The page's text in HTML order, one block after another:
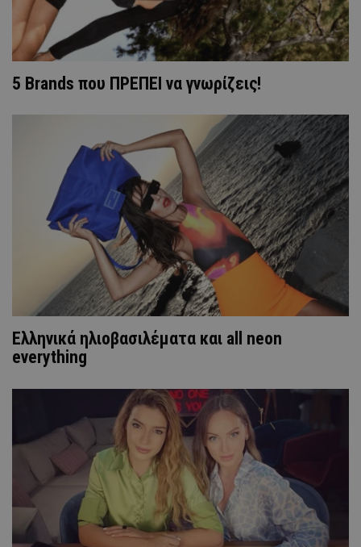
5 Brands που ΠΡΕΠΕΙ να γνωρίζεις!
Ελληνικά ηλιοβασιλέματα και all neon
everything